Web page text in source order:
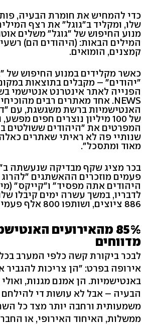
כדי להמחיש את חומרת הבעיה,
מנוע החיפוש של "גוגל" משלים
המילים הבאות: (היהודים הם)
קמצנים, הומואים.
כאשר מקלידים במנוע החיפוש של
"יהודים" – מקבלים בתוצאות
האנטישמיות ברשת משגשגת, עם
של 100 מיליון נוצרים חפים
המפרטים את "היהודים ששולטים
שנותיי פה לא ראיתי שאתרים כאלה
מאוד ומתסכל".
בכר מציג שקף מבדיקה שנעשתה
פעמים מוזכרים ההאשתגים
היהודים אתה מפסיד" ו"קייקס"
לדבריו, במשך עשרה ימים קיבלו
886 ציוצים, ושותפו 800 אלף פעמים.
85% מהאירועים
מדווחים
לבכר ביקורת קשה כלפי המערב
אירופה בפרט: "הן צריכות
באנטישמיות. הן אמנם מגנות,
הבעיה – אבל לא עושות די
משמעותית ורחבה יותר מצד כל
ממשלות, האיחוד האירופי, או